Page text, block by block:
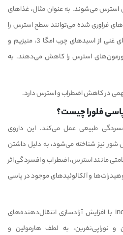
استرس می‌شوند. به عنوان مثال، غذاهای
فراوری شده می‌توانند سطح استرس را
افزایش دهند، در حالی که غذاهای غنی از اسیدهای چرب امگا 3، منیزیم و
استرس را کاهش می‌دهند. به
در کاهش اضطراب و استرس دارد.
فلورا چیست؟
طبیعی عمل می‌کند. این داروی
نیز شناخته می‌شود، به دلیل داشتن
مانند استرس، اضطراب و افسردگی اثر
و آلکالوئیدهای موجود در پاسی
گونه پاسی فلورا به نام incarnata با افزایش آزادسازی انتقال‌دهنده‌های
نوراپی‌نفرین، به لطف هارمولین و